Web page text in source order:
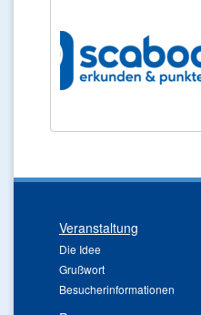
Veranstaltung
Die Idee
Grußwort
Besucherinformationen